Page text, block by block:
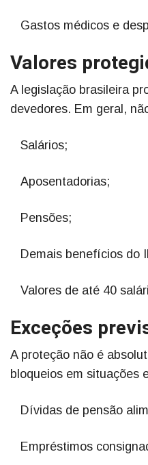
Gastos médicos e
Valores
A legislação brasileira
devedores. Em geral,
Salários;
Aposentadorias;
Pensões;
Demais benefícios do
Valores de até 40
Exceções
A proteção não é
bloqueios em situações
Dívidas de pensão
Empréstimos